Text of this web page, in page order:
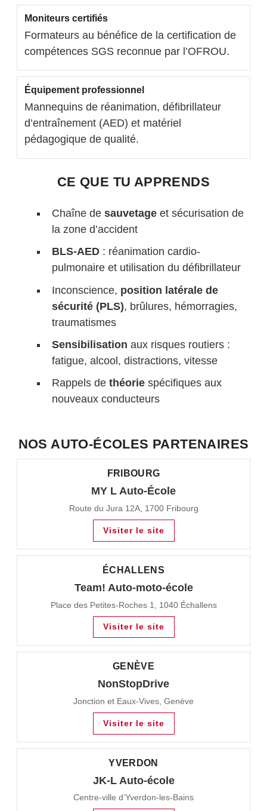
Moniteurs certifiés
Formateurs au bénéfice de la certification de
compétences SGS reconnue par l’OFROU.
Équipement professionnel
Mannequins de réanimation, défibrillateur
d’entraînement (AED) et matériel
pédagogique de qualité.
CE QUE TU APPRENDS
Chaîne de sauvetageet sécurisation de
la zone d’accident
BLS-AED: réanimation cardio-
pulmonaire et utilisation du défibrillateur
Inconscience, position latérale de
sécurité (PLS), brûlures, hémorragies,
traumatismes
Sensibilisation aux risques routiers :
fatigue, alcool, distractions, vitesse
Rappels de théoriespécifiques aux
nouveaux conducteurs
NOS AUTO-ÉCOLES PARTENAIRES
FRIBOURG
MY L Auto-École
Route du Jura 12A, 1700 Fribourg
Visiter le site
ÉCHALLENS
Team! Auto-moto-école
Place des Petites-Roches 1, 1040 Échallens
Visiter le site
GENÈVE
NonStopDrive
Jonction et Eaux-Vives, Genève
Visiter le site
YVERDON
JK-L Auto-école
Centre-ville d’Yverdon-les-Bains